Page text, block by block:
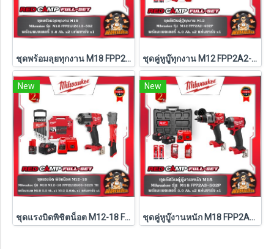
ชุดพร้อมลุยทุกงาน M18 FPP2LR2613-502 Milwaukee (M18-FPD3+M18-FSAGV100XB-0X0) ชุดคู่หูบู๊ทุกงาน M12 FPP2A2-402P Milwaukee (Q3)
New
ชุดแรงบิดพิชิตน็อต M12-18 FPP2LR2605-522X TH Milwaukee (M18-FMTIW2F12-0X0+M12-FRAIWF12-0)
New
ชุดคู่หูบู๊งานหนัก M18 FPP2A3-502P Milwaukee (Q3)